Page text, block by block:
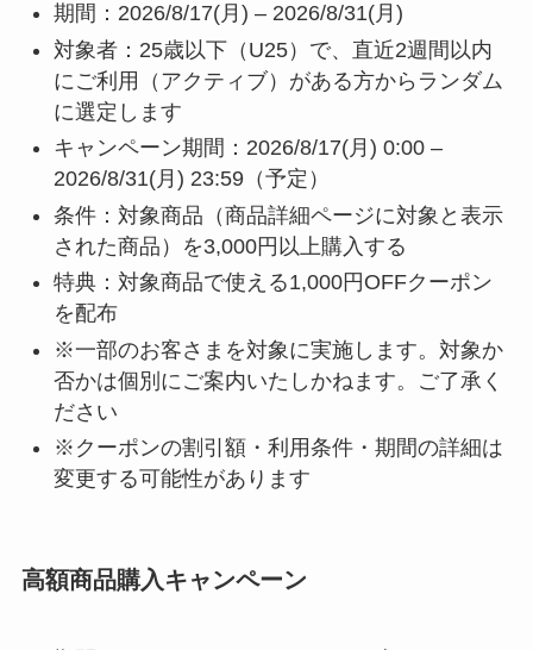
期間：2026/8/17(月) – 2026/8/31(月)
対象者：25歳以下（U25）で、直近2週間以内
にご利用（アクティブ）がある方からランダム
に選定します
キャンペーン期間：2026/8/17(月) 0:00 –
2026/8/31(月) 23:59（予定）
条件：対象商品（商品詳細ページに対象と表示
された商品）を3,000円以上購入する
特典：対象商品で使える1,000円OFFクーポン
を配布
※一部のお客さまを対象に実施します。対象か
否かは個別にご案内いたしかねます。ご了承く
ださい
※クーポンの割引額・利用条件・期間の詳細は
変更する可能性があります
高額商品購入キャンペーン